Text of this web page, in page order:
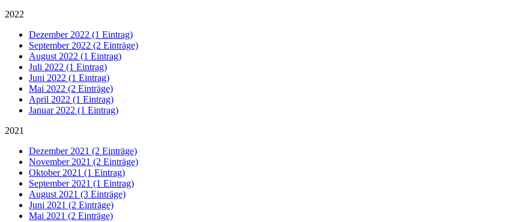
2022
Dezember 2022 (1 Eintrag)
September 2022 (2 Einträge)
August 2022 (1 Eintrag)
Juli 2022 (1 Eintrag)
Juni 2022 (1 Eintrag)
Mai 2022 (2 Einträge)
April 2022 (1 Eintrag)
Januar 2022 (1 Eintrag)
2021
Dezember 2021 (2 Einträge)
November 2021 (2 Einträge)
Oktober 2021 (1 Eintrag)
September 2021 (1 Eintrag)
August 2021 (3 Einträge)
Juni 2021 (2 Einträge)
Mai 2021 (2 Einträge)